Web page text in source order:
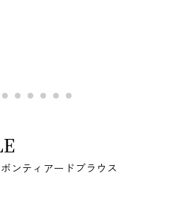
ンティアードブラウス